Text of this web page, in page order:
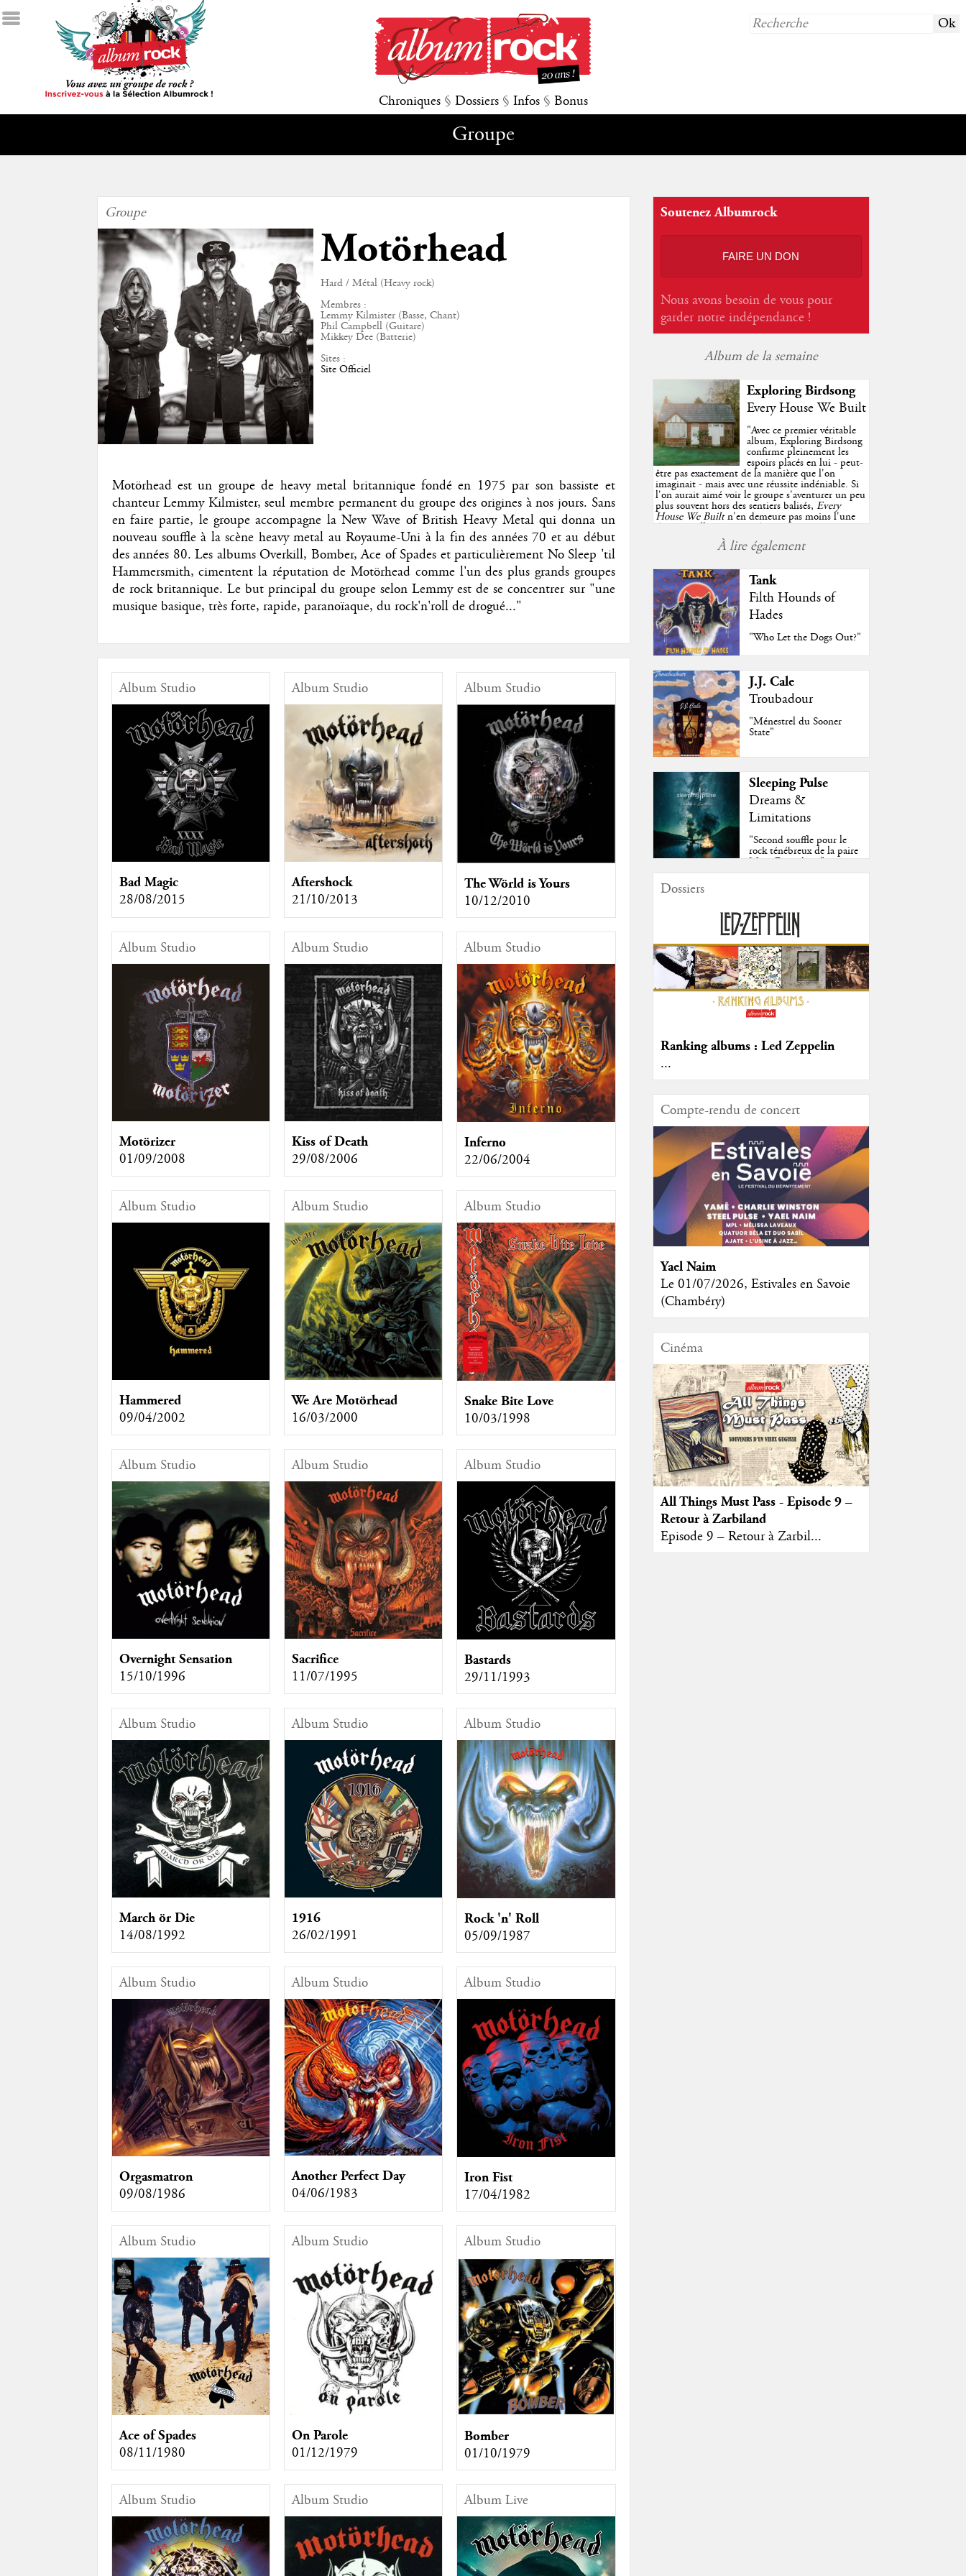
Chroniques § Dossiers § Infos § Bonus
Groupe
Groupe
Motörhead
Hard / Métal (Heavy rock)
Membres :
Lemmy Kilmister (Basse, Chant)
Phil Campbell (Guitare)
Mikkey Dee (Batterie)
Sites :
Site Officiel
Motörhead est un groupe de heavy metal britannique fondé en 1975 par son bassiste et
chanteur Lemmy Kilmister, seul membre permanent du groupe des origines à nos jours. Sans
en faire partie, le groupe accompagne la New Wave of British Heavy Metal qui donna un
nouveau souffle à la scène heavy metal au Royaume-Uni à la fin des années 70 et au début
des années 80. Les albums Overkill, Bomber, Ace of Spades et particulièrement No Sleep 'til
Hammersmith, cimentent la réputation de Motörhead comme l'un des plus grands groupes
de rock britannique. Le but principal du groupe selon Lemmy est de se concentrer sur "une
musique basique, très forte, rapide, paranoïaque, du rock'n'roll de drogué..."
Album Studio
Bad Magic
28/08/2015
Album Studio
Aftershock
21/10/2013
Album Studio
The Wörld is Yours
10/12/2010
Album Studio
Motörizer
01/09/2008
Album Studio
Kiss of Death
29/08/2006
Album Studio
Inferno
22/06/2004
Album Studio
Hammered
09/04/2002
Album Studio
We Are Motörhead
16/03/2000
Album Studio
Snake Bite Love
10/03/1998
Album Studio
Overnight Sensation
15/10/1996
Album Studio
Sacrifice
11/07/1995
Album Studio
Bastards
29/11/1993
Album Studio
March ör Die
14/08/1992
Album Studio
1916
26/02/1991
Album Studio
Rock 'n' Roll
05/09/1987
Album Studio
Orgasmatron
09/08/1986
Album Studio
Another Perfect Day
04/06/1983
Album Studio
Iron Fist
17/04/1982
Album Studio
Ace of Spades
08/11/1980
Album Studio
On Parole
01/12/1979
Album Studio
Bomber
01/10/1979
Album Studio Album Studio Album Live
Soutenez Albumrock
FAIRE UN DON
Nous avons besoin de vous pour
garder notre indépendance !
Album de la semaine
Exploring Birdsong
Every House We Built
"Avec ce premier véritable
album, Exploring Birdsong
confirme pleinement les
espoirs placés en lui - peut-
être pas exactement de la manière que l'on
imaginait - mais avec une réussite indéniable. Si
l'on aurait aimé voir le groupe s'aventurer un peu
plus souvent hors des sentiers balisés,Every
House We Builtn'en demeure pas moins l'une
des très belles surprises de cette année, porté par
plusieurs morceaux qui trouveront sans difficulté
une place de choix dans vos playlists estivales.
À lire également
Tank
Filth Hounds of
Hades
"Who Let the Dogs Out?"
J.J. Cale
Troubadour
"Ménestrel du Sooner
State"
Sleeping Pulse
Dreams &
Limitations
"Second souffle pour le
rock ténébreux de la paire
Moss-Fazendeiro"
Dossiers
Ranking albums : Led Zeppelin
...
Compte-rendu de concert
Yael Naim
Le 01/07/2026, Estivales en Savoie
(Chambéry)
Cinéma
All Things Must Pass - Episode 9 –
Retour à Zarbiland
Episode 9 – Retour à Zarbil...